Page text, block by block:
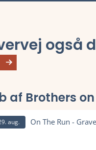
også
af Brothers
aug. On The Run -